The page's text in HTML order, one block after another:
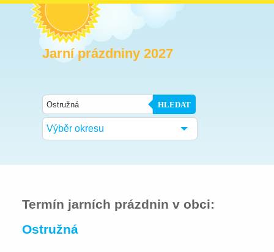
Jarní prázdniny 2027
HLEDAT
Výběr okresu
Termín jarních prázdnin v obci:
Ostružná